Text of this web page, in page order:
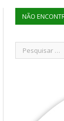
NÃO